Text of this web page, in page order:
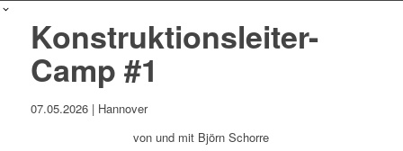
Konstruktionsleiter-
Camp #1
07.05.2026 | Hannover
von und mit Björn Schorre